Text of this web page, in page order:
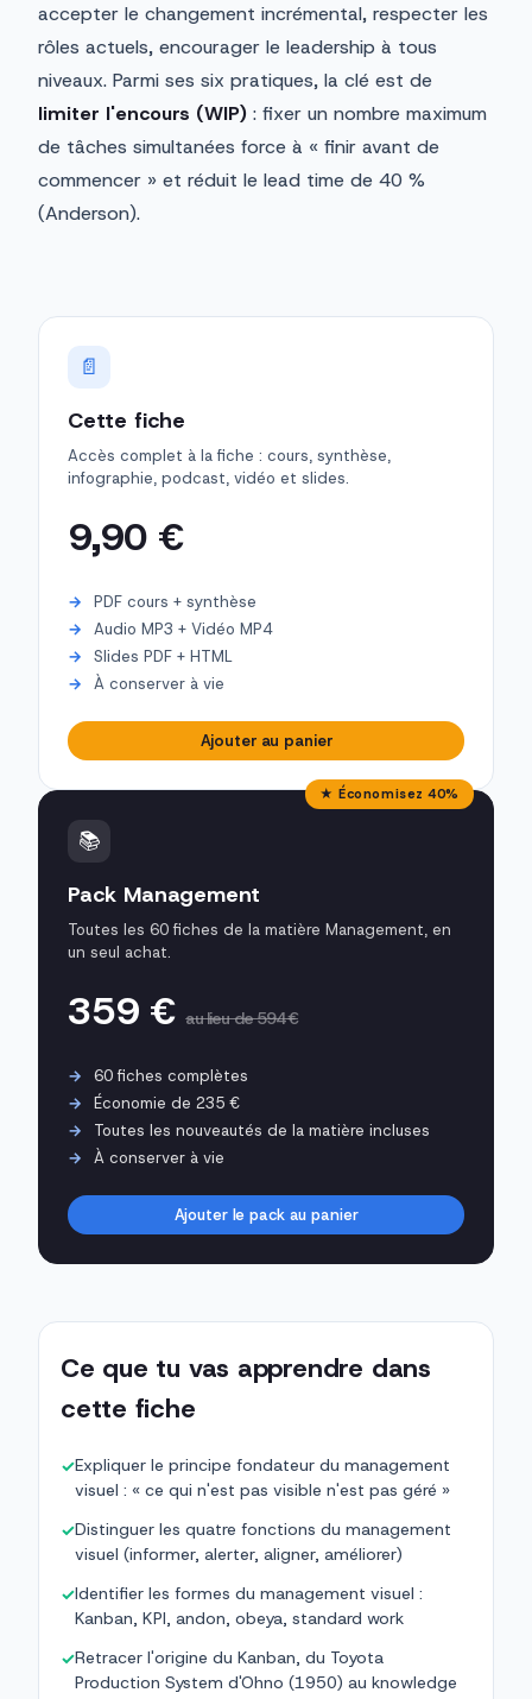
accepter le changement incrémental, respecter les
rôles actuels, encourager le leadership à tous
niveaux. Parmi ses six pratiques, la clé est de
limiter l'encours (WIP) : fixer un nombre maximum
de tâches simultanées force à « finir avant de
commencer » et réduit le lead time de 40 %
(Anderson).
📄
Cette fiche
Accès complet à la fiche : cours, synthèse,
infographie, podcast, vidéo et slides.
9,90 €
PDF cours + synthèse
Audio MP3 + Vidéo MP4
Slides PDF + HTML
À conserver à vie
Ajouter au panier
★ Économisez 40%
📚
Pack Management
Toutes les 60 fiches de la matière Management, en
un seul achat.
359 €au lieu de 594 €
60 fiches complètes
Économie de 235 €
Toutes les nouveautés de la matière incluses
À conserver à vie
Ajouter le pack au panier
Ce que tu vas apprendre dans
cette fiche
✓Expliquer le principe fondateur du management
visuel : « ce qui n'est pas visible n'est pas géré »
✓Distinguer les quatre fonctions du management
visuel (informer, alerter, aligner, améliorer)
✓Identifier les formes du management visuel :
Kanban, KPI, andon, obeya, standard work
✓Retracer l'origine du Kanban, du Toyota
Production System d'Ohno (1950) au knowledge